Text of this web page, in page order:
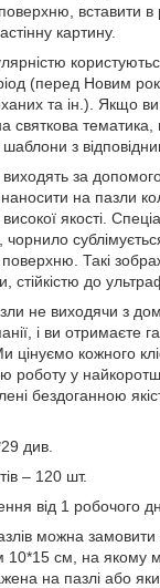
вставити в
картину.
(перед Новим
та ін.). Якщо
святкова
шаблони з
за
на пазли
якості.
чорнило
Такі
до
не виходячи з
і ви отримаєте
цінуємо кожного
роботу у
бездоганною
див.
– 120 шт.
від 1 робочого
можна замовити
10*15 см, на якому
на пазлі або